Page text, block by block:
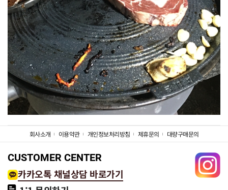
회사소개 이용약관 개인정보처리방침 제휴문의 대량구매문의
CUSTOMER CENTER
카카오톡 채널상담 바로가기